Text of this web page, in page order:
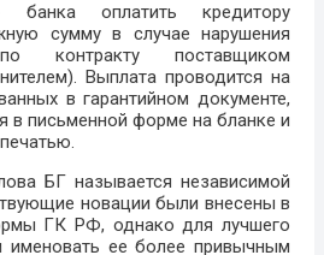
банка оплатить кредитору
сумму в случае нарушения
контракту поставщиком
Выплата проводится на
в гарантийном документе,
в письменной форме на бланке и
БГ называется независимой
новации были внесены в
ГК РФ, однако для лучшего
ее более привычным